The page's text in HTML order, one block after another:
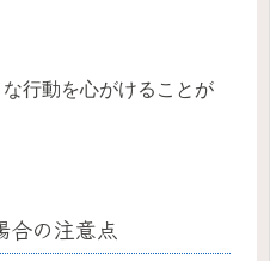
行動を心がけることが
合の注意点